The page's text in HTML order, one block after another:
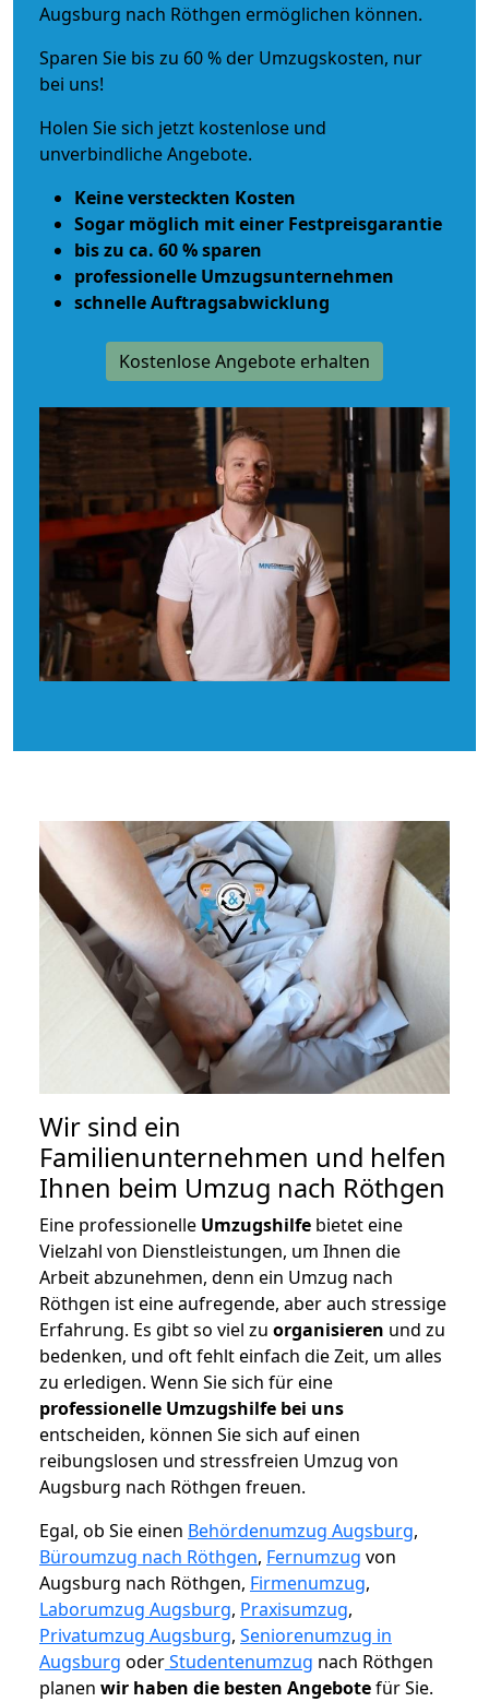
Augsburg nach Röthgen ermöglichen können.
Sparen Sie bis zu 60 % der Umzugskosten, nur
bei uns!
Holen Sie sich jetzt kostenlose und
unverbindliche Angebote.
Keine versteckten Kosten
Sogar möglich mit einer Festpreisgarantie
bis zu ca. 60 % sparen
professionelle Umzugsunternehmen
schnelle Auftragsabwicklung
Kostenlose Angebote erhalten
Wir sind ein
Familienunternehmen und helfen
Ihnen beim Umzug nach Röthgen
Eine professionelle Umzugshilfe bietet eine
Vielzahl von Dienstleistungen, um Ihnen die
Arbeit abzunehmen, denn ein Umzug nach
Röthgen ist eine aufregende, aber auch stressige
Erfahrung. Es gibt so viel zu organisieren und zu
bedenken, und oft fehlt einfach die Zeit, um alles
zu erledigen. Wenn Sie sich für eine
professionelle Umzugshilfe bei uns
entscheiden, können Sie sich auf einen
reibungslosen und stressfreien Umzug von
Augsburg nach Röthgen freuen.
Egal, ob Sie einen Behördenumzug Augsburg,
Büroumzug nach Röthgen, Fernumzug von
Augsburg nach Röthgen, Firmenumzug,
Laborumzug Augsburg, Praxisumzug,
Privatumzug Augsburg, Seniorenumzug in
Augsburg oderStudentenumzug nach Röthgen
planen wir haben die besten Angebotefür Sie.